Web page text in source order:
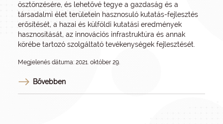
ösztönzésére, és lehetővé tegye a gazdaság és a
társadalmi élet területein hasznosuló kutatás-fejlesztés
erősítését, a hazai és külföldi kutatási eredmények
hasznosítását, az innovációs infrastruktúra és annak
körébe tartozó szolgáltató tevékenységek fejlesztését.
Megjelenés dátuma: 2021. október 29.
Bővebben